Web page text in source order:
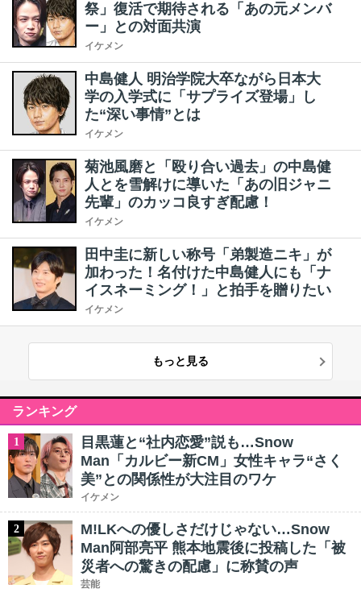
祭」復活で期待される「あの元メンバ
ー」との対面共演
イケメン
中島健人 明治学院大卒ながら日本大
学の入学式に「サプライズ登場」し
た“深い事情”とは
イケメン
菊池風磨と「殴り合い過去」の中島健
人とを雪解けに導いた「あの旧ジャニ
先輩」のカッコ良すぎ配慮！
イケメン
田中圭に新しい称号「弟製造ニキ」が
加わった！名付けた中島健人にも「ナ
イスネーミング！」と拍手を贈りたい
イケメン
もっと見る
ランキング
1
目黒蓮と“社内恋愛”説も…Snow
Man「カルビー新CM」女性キャラ“さく
美”との関係性が大注目のワケ
イケメン
2
M!LKへの優しさだけじゃない…Snow
Man阿部亮平 熊本地震後に投稿した「被
災者への驚きの配慮」に称賛の声
芸能